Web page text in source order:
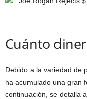
Cuánto
Debido a la variedad de
ha acumulado una gran
continuación, se detalla